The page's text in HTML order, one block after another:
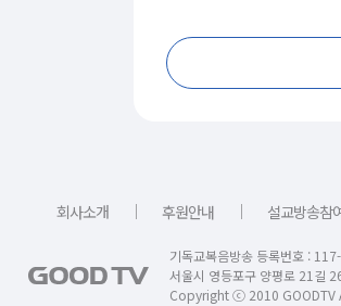
회사소개 ｜ 후원안내 ｜ 설교방송참
기독교복음방송 등록번호 :
서울시 영등포구 양평로 21길
Copyright ⓒ 2010 GOODTV